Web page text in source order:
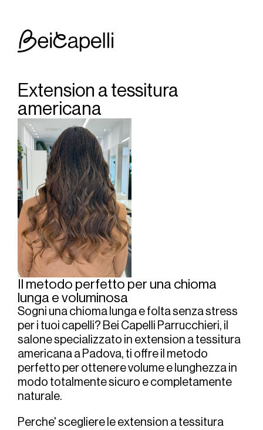
Extension a tessitura
americana
Il metodo perfetto per una chioma
lunga e voluminosa
Sogni una chioma lunga e folta senza stress
per i tuoi capelli? Bei Capelli Parrucchieri, il
salone specializzato in extension a tessitura
americana a Padova, ti offre il metodo
perfetto per ottenere volume e lunghezza in
modo totalmente sicuro e completamente
naturale.
Perche' scegliere le extension a tessitura